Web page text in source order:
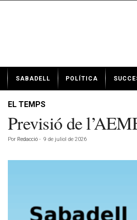
t
SABADELL POLÍTICA
EL TEMPS
Previsió de
Por Redacció - 9 de juliol de 2026